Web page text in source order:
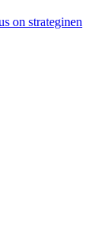
on strateginen